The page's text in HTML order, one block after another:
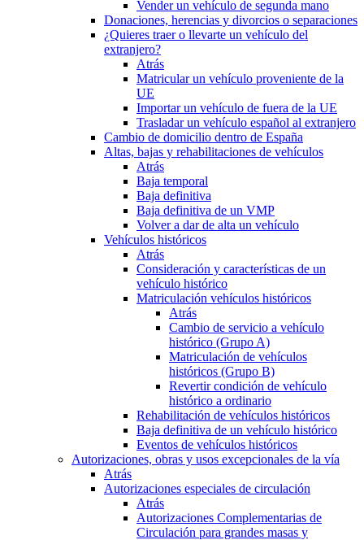
Vender un vehículo de segunda mano
Donaciones, herencias y divorcios o separaciones
¿Quieres traer o llevarte un vehículo del
extranjero?
Atrás
Matricular un vehículo proveniente de la
UE
Importar un vehículo de fuera de la UE
Trasladar un vehículo español al extranjero
Cambio de domicilio dentro de España
Altas, bajas y rehabilitaciones de vehículos
Atrás
Baja temporal
Baja definitiva
Baja definitiva de un VMP
Volver a dar de alta un vehículo
Vehículos históricos
Atrás
Consideración y características de un
vehículo histórico
Matriculación vehículos históricos
Atrás
Cambio de servicio a vehículo
histórico (Grupo A)
Matriculación de vehículos
históricos (Grupo B)
Revertir condición de vehículo
histórico a ordinario
Rehabilitación de vehículos históricos
Baja definitiva de un vehículo histórico
Eventos de vehículos históricos
Autorizaciones, obras y usos excepcionales de la vía
Atrás
Autorizaciones especiales de circulación
Atrás
Autorizaciones Complementarias de
Circulación para grandes masas y